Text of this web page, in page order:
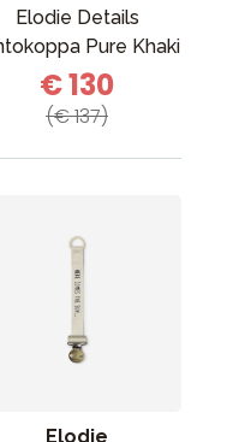
Elodie Details
Pure Khaki
€ 130
(€ 137)
Elodie